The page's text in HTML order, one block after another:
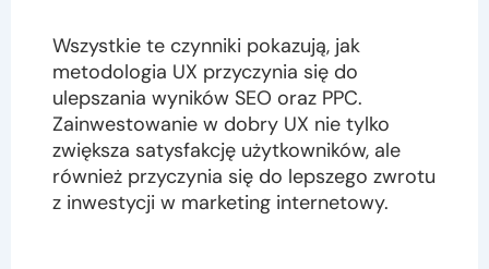
Wszystkie te czynniki pokazują, jak
metodologia UX przyczynia się do
ulepszania wyników SEO oraz PPC.
Zainwestowanie w dobry UX nie tylko
zwiększa satysfakcję użytkowników, ale
również przyczynia się do lepszego zwrotu
z inwestycji w marketing internetowy.